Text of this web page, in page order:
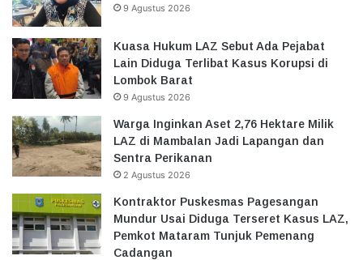
9 Agustus 2026
Kuasa Hukum LAZ Sebut Ada Pejabat
Lain Diduga Terlibat Kasus Korupsi di
Lombok Barat
9 Agustus 2026
Warga Inginkan Aset 2,76 Hektare Milik
LAZ di Mambalan Jadi Lapangan dan
Sentra Perikanan
2 Agustus 2026
Kontraktor Puskesmas Pagesangan
Mundur Usai Diduga Terseret Kasus LAZ,
Pemkot Mataram Tunjuk Pemenang
Cadangan